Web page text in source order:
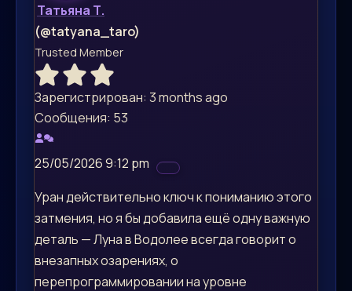
Татьяна Т.
(@tatyana_taro)
Trusted Member
Зарегистрирован: 3 months ago
Сообщения: 53
25/05/2026 9:12 pm
Уран действительно ключ к пониманию этого
затмения, но я бы добавила ещё одну важную
деталь — Луна в Водолее всегда говорит о
внезапных озарениях, о
перепрограммировании на уровне